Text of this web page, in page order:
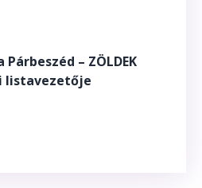
Párbeszéd – ZÖLDEK
listavezetője